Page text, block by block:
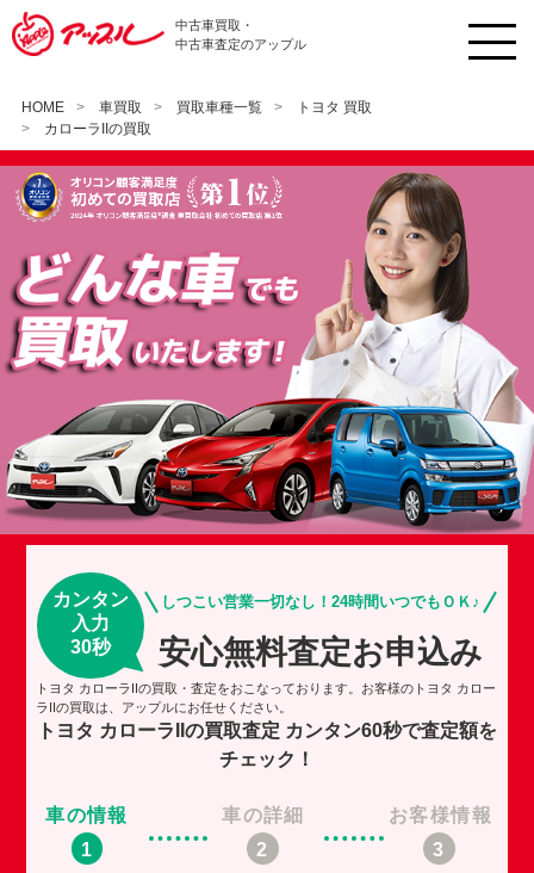
中古車買取・
中古車査定のアップル
HOME 車買取 買取車種一覧
トヨタ 買取
カローラIIの買取
カンタン
入力
30秒
しつこい営業一切なし！24時間いつでもＯＫ♪
安心無料査定お申込み
トヨタ カローラIIの買取・査定をおこなっております。お客様のトヨタ カロー
ラIIの買取は、アップルにお任せください。
トヨタ カローラIIの買取査定 カンタン60秒で査定額を
チェック！
車の情報 車の詳細 お客様情報